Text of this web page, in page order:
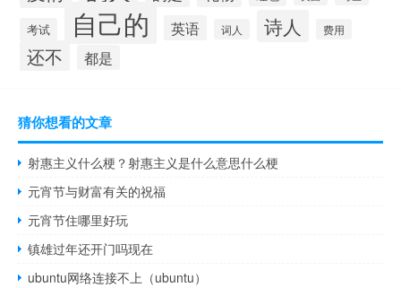
考试 自己的 英语 词人 诗人 费用
还不 都是
猜你想看的文章
射惠主义什么梗？射惠主义是什么意思什么梗
元宵节与财富有关的祝福
元宵节住哪里好玩
镇雄过年还开门吗现在
ubuntu网络连接不上（ubuntu）